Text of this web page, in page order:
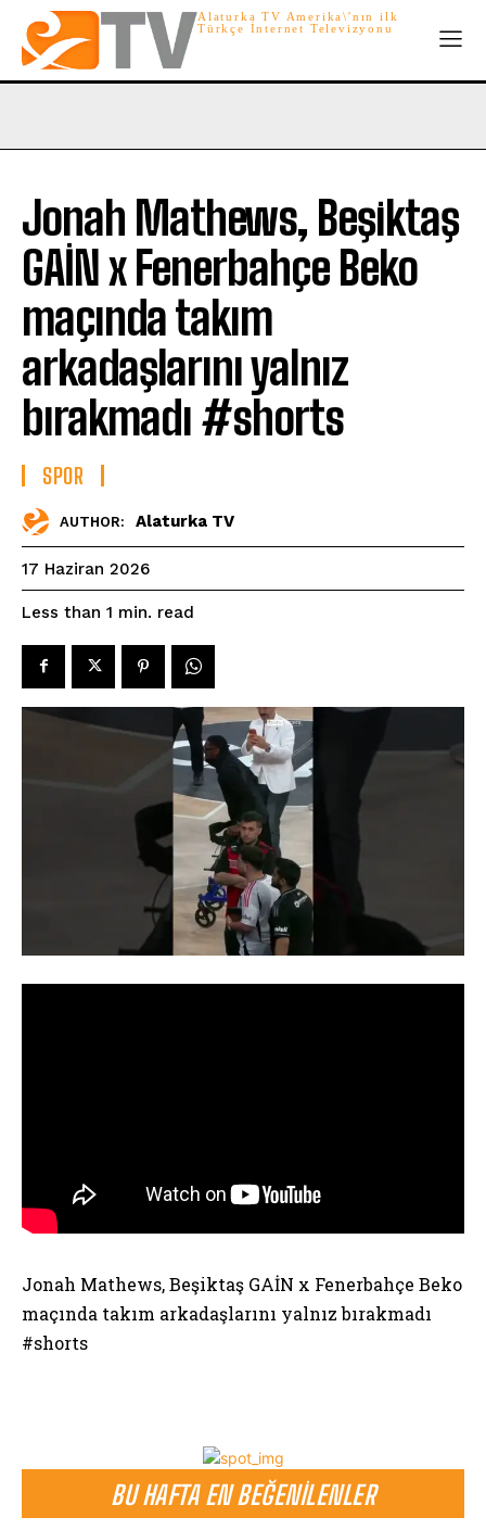
Alaturka TV Amerika\'nın ilk
Türkçe İnternet Televizyonu
BU HAFTA EN BEĞENILENLER
Jonah Mathews, Beşiktaş
GAİN x Fenerbahçe Beko
maçında takım
arkadaşlarını yalnız
bırakmadı #shorts
SPOR
AUTHOR: Alaturka TV
17 Haziran 2026
Less than 1 min. read
Jonah Mathews, Beşiktaş GAİN x Fenerbahçe Beko
maçında takım arkadaşlarını yalnız bırakmadı
#shorts